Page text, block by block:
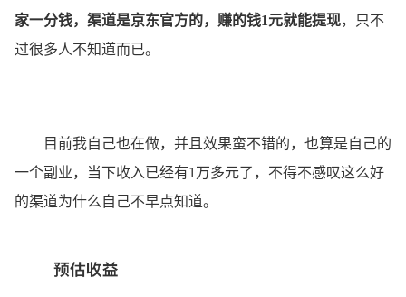
家一分钱，渠道是京东官方的，赚的钱1元就能提现，只不
过很多人不知道而已。
目前我自己也在做，并且效果蛮不错的，也算是自己的
一个副业，当下收入已经有1万多元了，不得不感叹这么好
的渠道为什么自己不早点知道。